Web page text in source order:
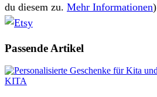
du diesem zu. Mehr Informationen)
Passende Artikel
KITA